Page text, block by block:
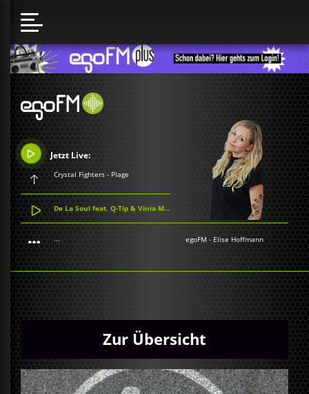
Jetzt Live:
Crystal Fighters - Plage
De La Soul feat. Q-Tip & Vinia Mojica - A Roller Skating Jam Named ''Saturdays''
... egoFM - Elise Hoffmann
Zur Übersicht